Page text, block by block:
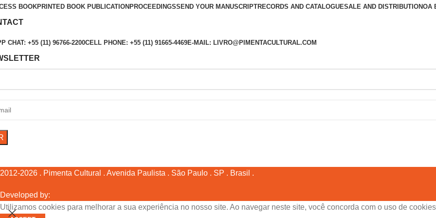
BOOKPRINTED BOOK PUBLICATION PROCEEDINGSSEND YOUR MANUSCRIPTRECORDS AND CATALOGUESALE AND DISTRIBUTIONOA
CHAT: +55 (11) 96766-2200CELL PHONE: +55 (11) 91665-4469E-MAIL: LIVRO@PIMENTACULTURAL.COM
2012-2026 . Pimenta Cultural . Avenida Paulista . São Paulo . SP . Brasil .
Developed by:
Utilizamos cookies para melhorar a sua experiência no nosso site. Ao navegar neste site, você concorda com o uso de